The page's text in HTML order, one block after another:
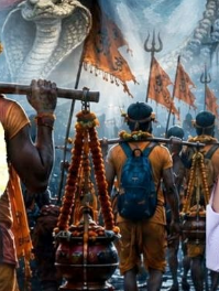
को उनकी ही राशि का
अर्थशास्त्र पद से सेवानिवृत
सेवानिवृत प्राध्यापकों के
के आदेश दिये थे। लेकिन
के अर्जित अवकाश की एन्ट्री
हैं। आयुक्त द्वारा जानबूझकर
बिलों का भुगतान आसानी से